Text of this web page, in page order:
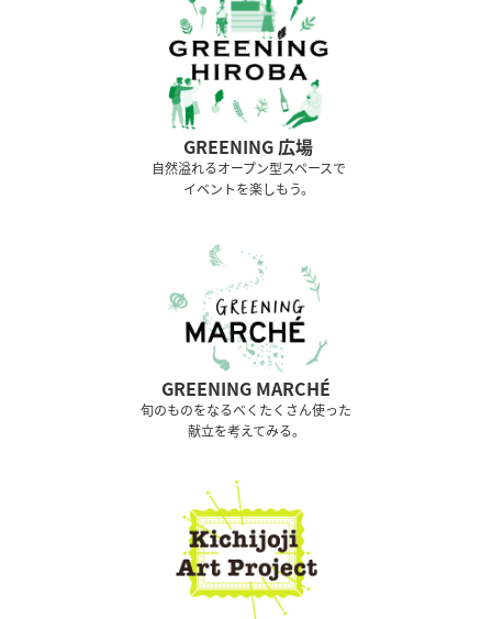
GREENING 広場
⾃然溢れるオープン型スペースで
イベントを楽しもう。
GREENING MARCHÉ
旬のものをなるべくたくさん使った
献立を考えてみる。